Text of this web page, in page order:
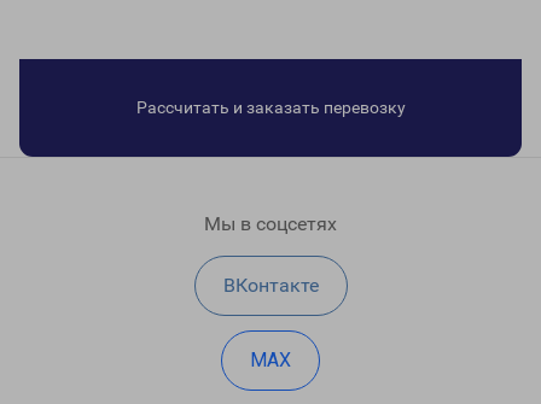
Рассчитать и заказать перевозку
Мы в соцсетях
ВКонтакте
MAX